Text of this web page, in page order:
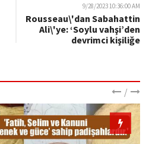
9/28/2023 10:36:00 AM
Rousseau\'dan Sabahattin
Ali\'ye: ‘Soylu vahşi’den
devrimci kişiliğe
/